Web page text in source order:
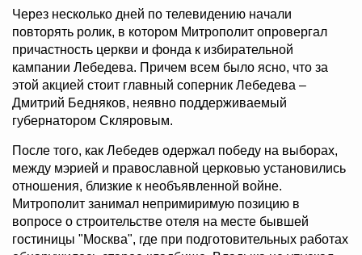
Через несколько дней по телевидению начали
повторять ролик, в котором Митрополит опровергал
причастность церкви и фонда к избирательной
кампании Лебедева. Причем всем было ясно, что за
этой акцией стоит главный соперник Лебедева –
Дмитрий Бедняков, неявно поддерживаемый
губернатором Скляровым.
После того, как Лебедев одержал победу на выборах,
между мэрией и православной церковью установились
отношения, близкие к необъявленной войне.
Митрополит занимал непримиримую позицию в
вопросе о строительстве отеля на месте бывшей
гостиницы "Москва", где при подготовительных работах